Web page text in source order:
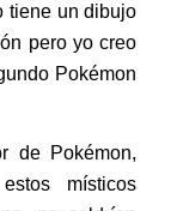
tiene un dibujo
pero yo creo
Pokémon
de Pokémon,
místicos